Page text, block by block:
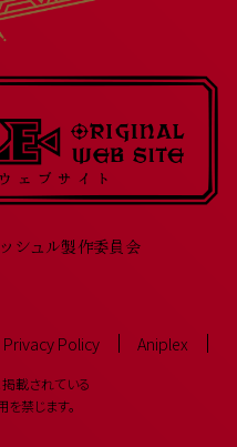
シュル製作委員会
Privacy Policy Aniplex
載されている
禁じます。